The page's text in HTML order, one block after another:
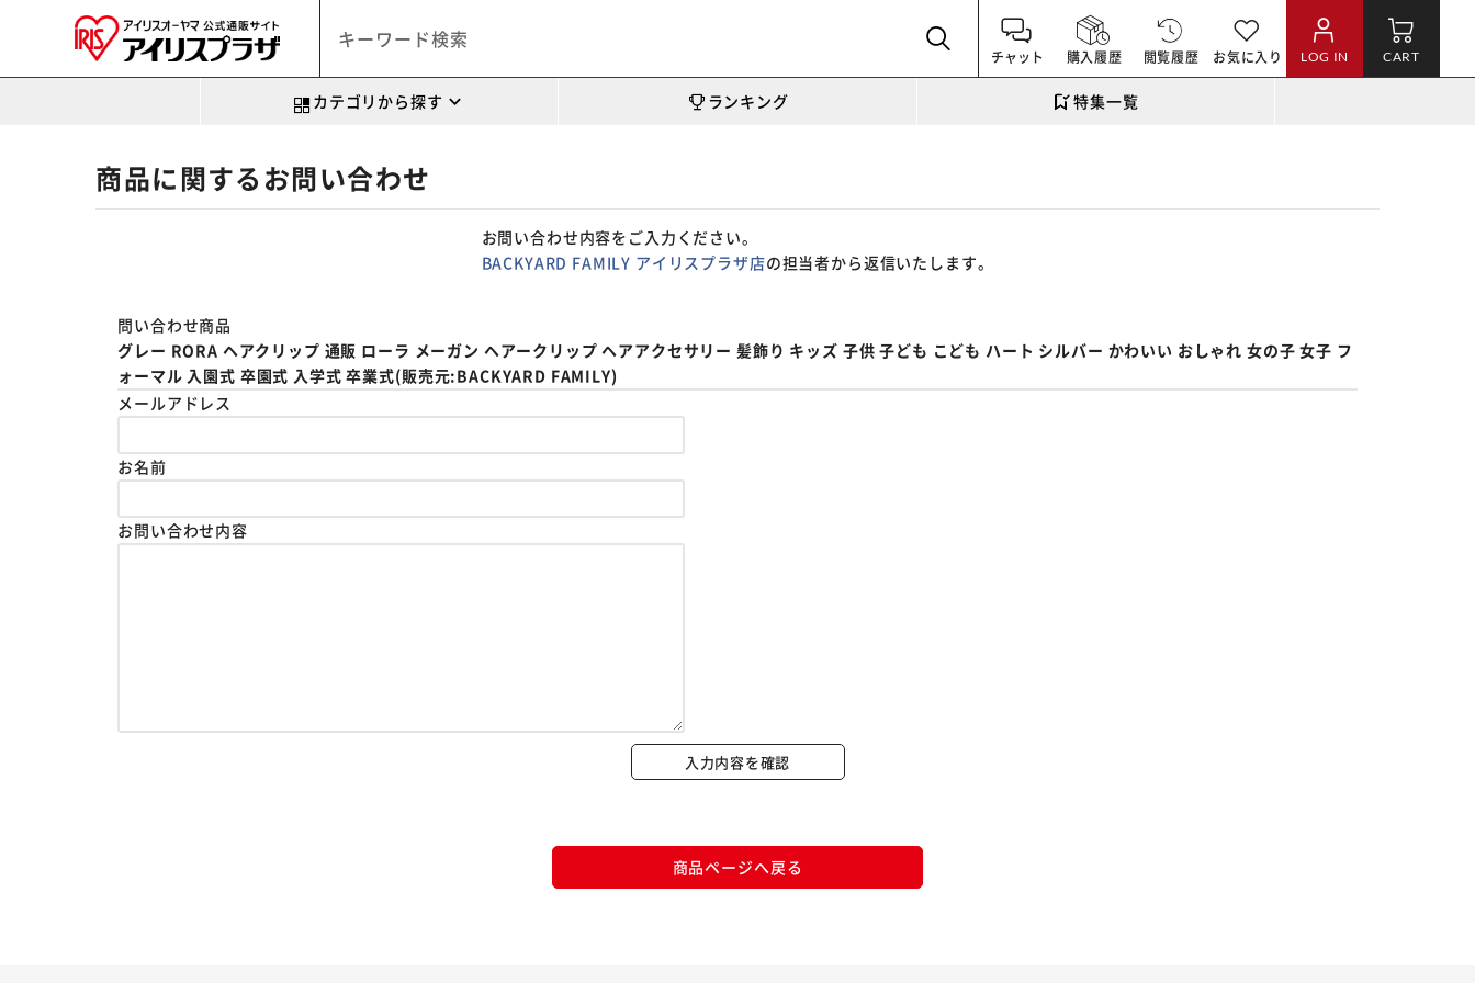
チャット 購入履歴 閲覧履歴 お気に入り LOG IN CART
カテゴリから探す ランキング 特集一覧
商品に関するお問い合わせ
お問い合わせ内容をご入力ください。
BACKYARD FAMILY アイリスプラザ店の担当者から返信いたします。
問い合わせ商品
グレー RORA ヘアクリップ 通販 ローラ メーガン ヘアークリップ ヘアアクセサリー 髪飾り キッズ 子供 子ども こども ハート シルバー かわいい おしゃれ 女の子 女子 フ
ォーマル 入園式 卒園式 入学式 卒業式(販売元:BACKYARD FAMILY)
メールアドレス
お名前
お問い合わせ内容
入力内容を確認
商品ページへ戻る
カートに入れる